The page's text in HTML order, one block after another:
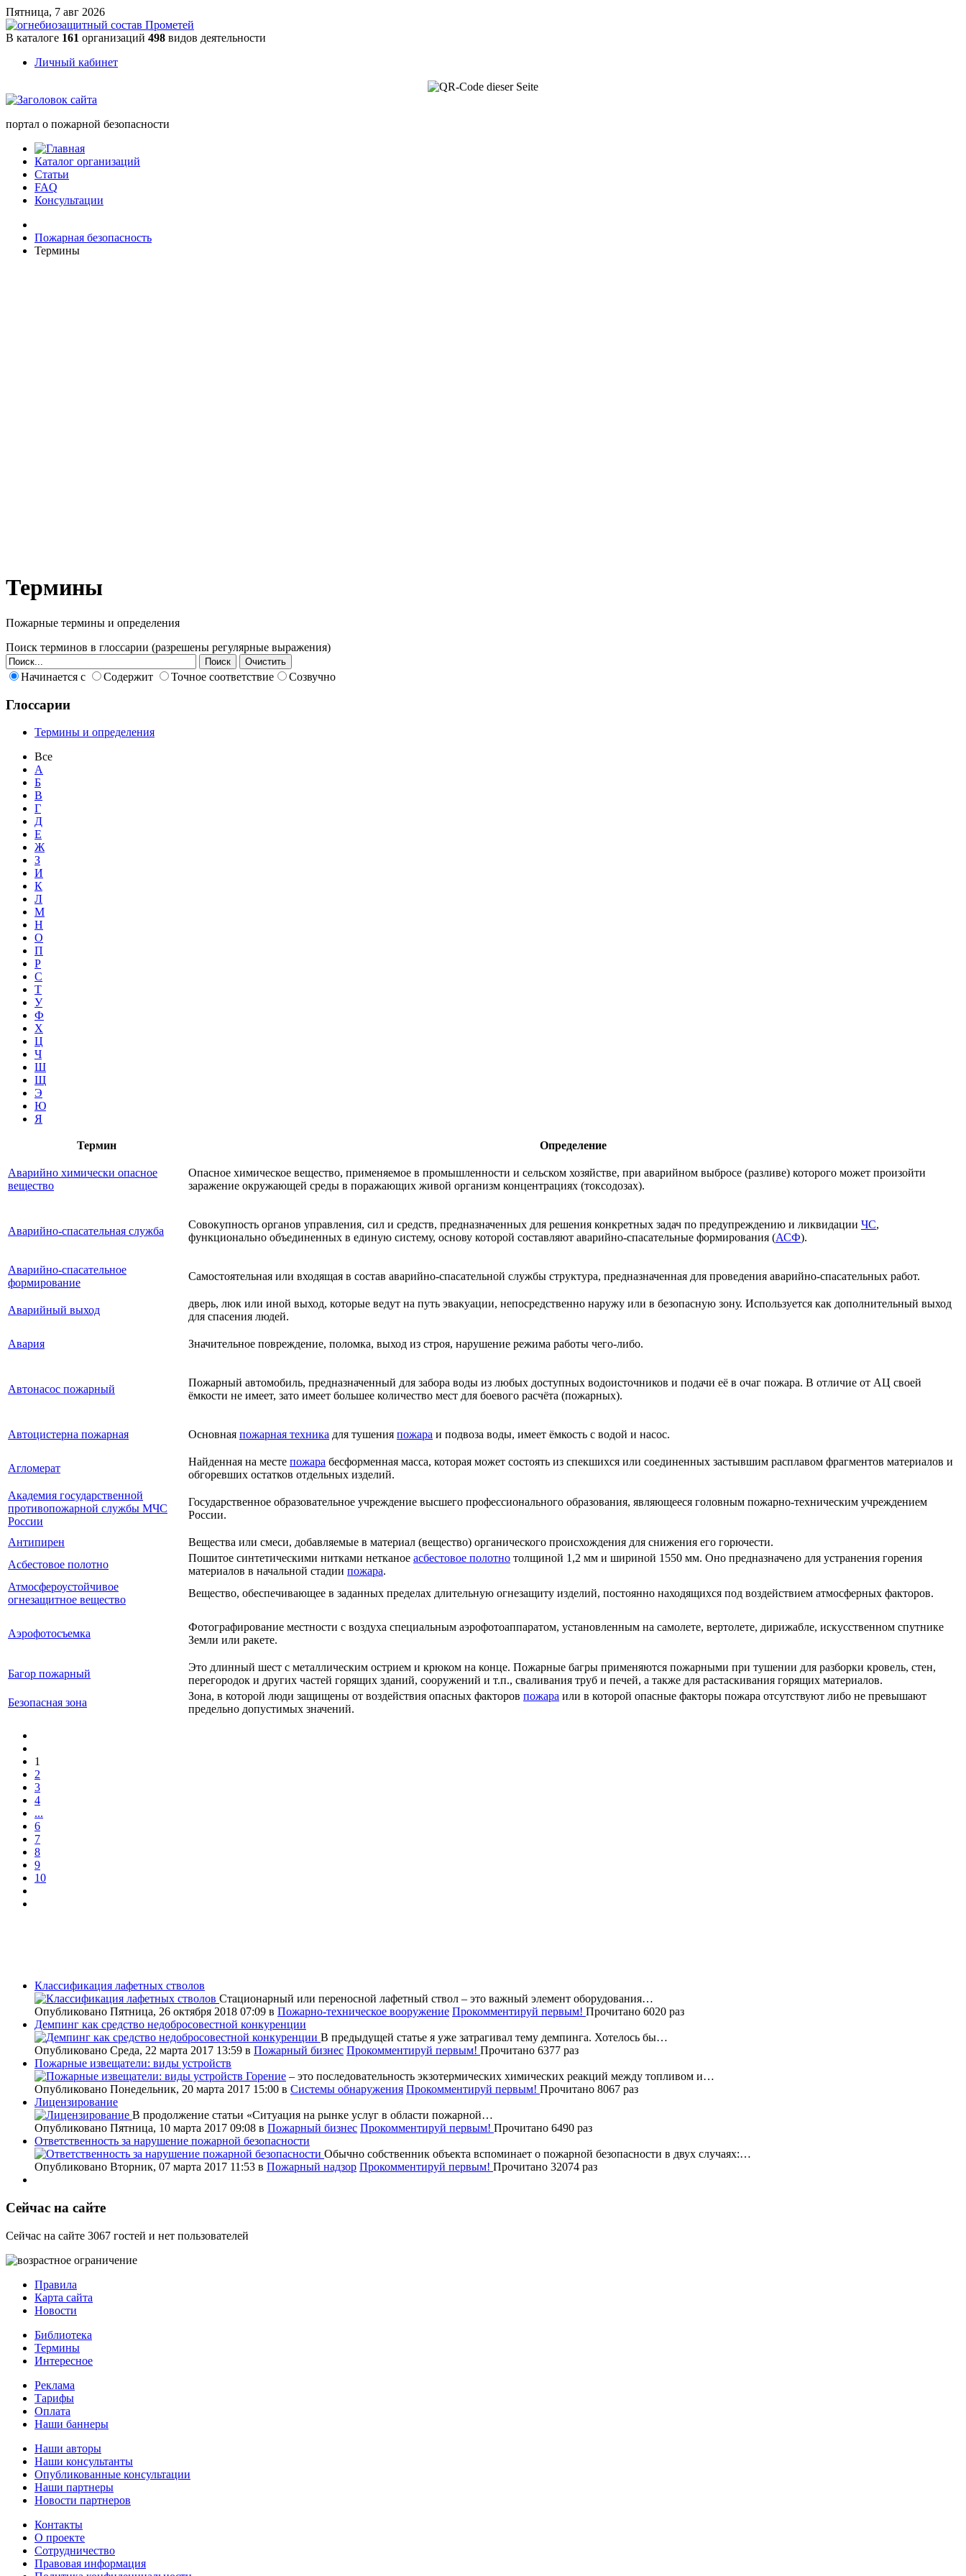
Пятница, 7 авг 2026
В каталоге 161 организаций 498 видов деятельности
Личный кабинет
портал о пожарной безопасности
Каталог организаций
Статьи
FAQ
Консультации
Пожарная безопасность
Термины
Термины
Пожарные термины и определения
Поиск терминов в глоссарии (разрешены регулярные выражения)
Начинается с Содержит Точное соответствие Созвучно
Глоссарии
Термины и определения
Все
А
Б
В
Г
Д
Е
Ж
З
И
К
Л
М
Н
О
П
Р
С
Т
У
Ф
Х
Ц
Ч
Ш
Щ
Э
Ю
Я
Термин Определение
Аварийно химически опасное
вещество
Опасное химическое вещество, применяемое в промышленности и сельском хозяйстве, при аварийном выбросе (разливе) которого может произойти
заражение окружающей среды в поражающих живой организм концентрациях (токсодозах).
Аварийно-спасательная служба
Совокупность органов управления, сил и средств, предназначенных для решения конкретных задач по предупреждению и ликвидации ЧС,
функционально объединенных в единую систему, основу которой составляют аварийно-спасательные формирования (АСФ).
Аварийно-спасательное
формирование
Самостоятельная или входящая в состав аварийно-спасательной службы структура, предназначенная для проведения аварийно-спасательных работ.
Аварийный выход
дверь, люк или иной выход, которые ведут на путь эвакуации, непосредственно наружу или в безопасную зону. Используется как дополнительный выход
для спасения людей.
Авария Значительное повреждение, поломка, выход из строя, нарушение режима работы чего-либо.
Автонасос пожарный
Пожарный автомобиль, предназначенный для забора воды из любых доступных водоисточников и подачи её в очаг пожара. В отличие от АЦ своей
ёмкости не имеет, зато имеет большее количество мест для боевого расчёта (пожарных).
Автоцистерна пожарная Основная пожарная техника для тушения пожара и подвоза воды, имеет ёмкость с водой и насос.
Агломерат
Найденная на месте пожара бесформенная масса, которая может состоять из спекшихся или соединенных застывшим расплавом фрагментов материалов и
обгоревших остатков отдельных изделий.
Академия государственной
противопожарной службы МЧС
России
Государственное образовательное учреждение высшего профессионального образования, являющееся головным пожарно-техническим учреждением
России.
Антипирен
Вещества или смеси, добавляемые в материал (вещество) органического происхождения для снижения его горючести.
Асбестовое полотно
Пошитое синтетическими нитками нетканое асбестовое полотно толщиной 1,2 мм и шириной 1550 мм. Оно предназначено для устранения горения
материалов в начальной стадии пожара.
Атмосфероустойчивое
огнезащитное вещество
Вещество, обеспечивающее в заданных пределах длительную огнезащиту изделий, постоянно находящихся под воздействием атмосферных факторов.
Аэрофотосъемка
Фотографирование местности с воздуха специальным аэрофотоаппаратом, установленным на самолете, вертолете, дирижабле, искусственном спутнике
Земли или ракете.
Багор пожарный
Это длинный шест с металлическим острием и крюком на конце. Пожарные багры применяются пожарными при тушении для разборки кровель, стен,
перегородок и других частей горящих зданий, сооружений и т.п., сваливания труб и печей, а также для растаскивания горящих материалов.
Безопасная зона
Зона, в которой люди защищены от воздействия опасных факторов пожара или в которой опасные факторы пожара отсутствуют либо не превышают
предельно допустимых значений.
1
2
3
4
...
6
7
8
9
10
Классификация лафетных стволов
Стационарный или переносной лафетный ствол – это важный элемент оборудования…
Опубликовано Пятница, 26 октября 2018 07:09 в Пожарно-техническое вооружение Прокомментируй первым! Прочитано 6020 раз
Демпинг как средство недобросовестной конкуренции
В предыдущей статье я уже затрагивал тему демпинга. Хотелось бы…
Опубликовано Среда, 22 марта 2017 13:59 в Пожарный бизнес Прокомментируй первым! Прочитано 6377 раз
Пожарные извещатели: виды устройств
Горение – это последовательность экзотермических химических реакций между топливом и…
Опубликовано Понедельник, 20 марта 2017 15:00 в Системы обнаружения Прокомментируй первым! Прочитано 8067 раз
Лицензирование
В продолжение статьи «Ситуация на рынке услуг в области пожарной…
Опубликовано Пятница, 10 марта 2017 09:08 в Пожарный бизнес Прокомментируй первым! Прочитано 6490 раз
Ответственность за нарушение пожарной безопасности
Обычно собственник объекта вспоминает о пожарной безопасности в двух случаях:…
Опубликовано Вторник, 07 марта 2017 11:53 в Пожарный надзор Прокомментируй первым! Прочитано 32074 раз
Сейчас на сайте
Сейчас на сайте 3067 гостей и нет пользователей
Правила
Карта сайта
Новости
Библиотека
Термины
Интересное
Реклама
Тарифы
Оплата
Наши баннеры
Наши авторы
Наши консультанты
Опубликованные консультации
Наши партнеры
Новости партнеров
Контакты
О проекте
Сотрудничество
Правовая информация